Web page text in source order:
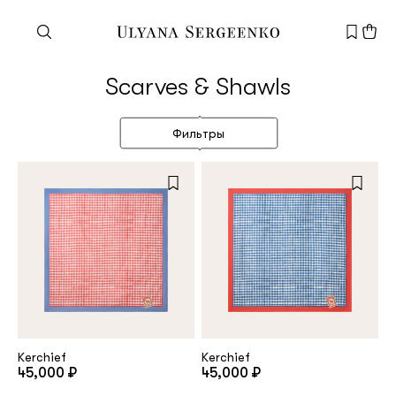
Need help?
Customer service+7 495 105 70 25
support@ulyanasergeenko.com
customer
Scarves & Shawls
Фильтры
Kerchief
45,000 ₽
Kerchief
45,000 ₽